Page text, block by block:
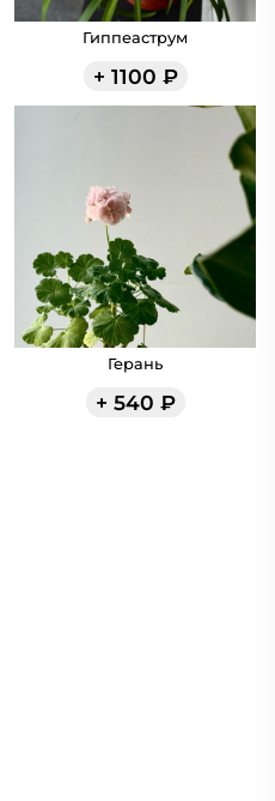
Гиппеаструм
+ 1100 ₽
Герань
+ 540 ₽